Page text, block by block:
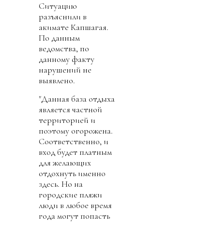
Ситуацию
разъяснили в
акимате Капшагая.
По данным
ведомства, по
данному факту
нарушений не
выявлено.
"Данная база отдыха
является частной
территорией и
поэтому огорожена.
Соответственно, и
вход будет платным
для желающих
отдохнуть именно
здесь. Но на
городские пляжи
люди в любое время
года могут попасть